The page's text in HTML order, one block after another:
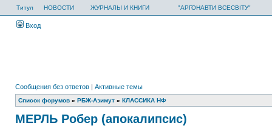
Титул НОВОСТИ ЖУРНАЛЫ И КНИГИ "АРГОНАВТИ ВСЕСВІТУ"
Вход
Сообщения без ответов | Активные темы
Список форумов » РБЖ-Азимут » КЛАССИКА НФ
МЕРЛЬ Робер (апокалипсис)